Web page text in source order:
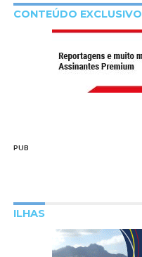
CONTEÚDO EXCLUSIVO
PUB
ILHAS